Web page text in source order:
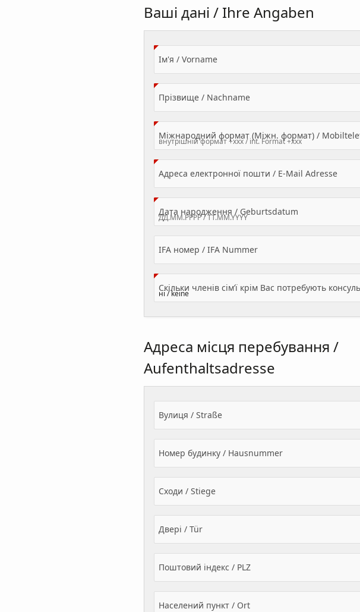
Ваші дані / Ihre Angaben
Ім'я / Vorname(Value Required)
Прізвище / Nachname(Value Required)
Міжнародний формат (Міжн. формат) /
Адреса електронної пошти / E-Mail Adresse
Дата народження / Geburtsdatum
IFA номер / IFA Nummer
Адреса місця перебування /
Aufenthaltsadresse
Вулиця / Straße
Номер будинку / Hausnummer
Сходи / Stiege
Двері / Tür
Поштовий індекс / PLZ
Населений пункт / Ort